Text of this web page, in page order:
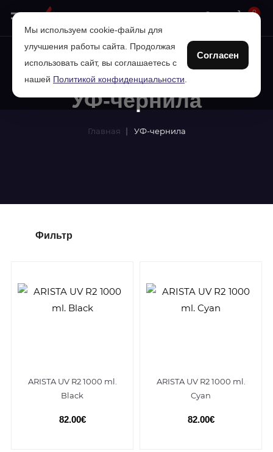
0
УФ-чернила
Главная УФ-чернила
Фильтр
ARISTA UV R2 1000 ml.
Black
82.00€
ARISTA UV R2 1000 ml.
Cyan
82.00€
Мы используем cookie-файлы для
улучшения работы сайта. Продолжая
использовать сайт, вы соглашаетесь с
нашей Политикой конфиденциальности
Согласен